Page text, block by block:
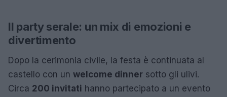
Il party serale: un mix di emozioni e
divertimento
Dopo la cerimonia civile, la festa è continuata al
castello con un welcome dinner sotto gli ulivi.
Circa 200 invitati hanno partecipato a un evento